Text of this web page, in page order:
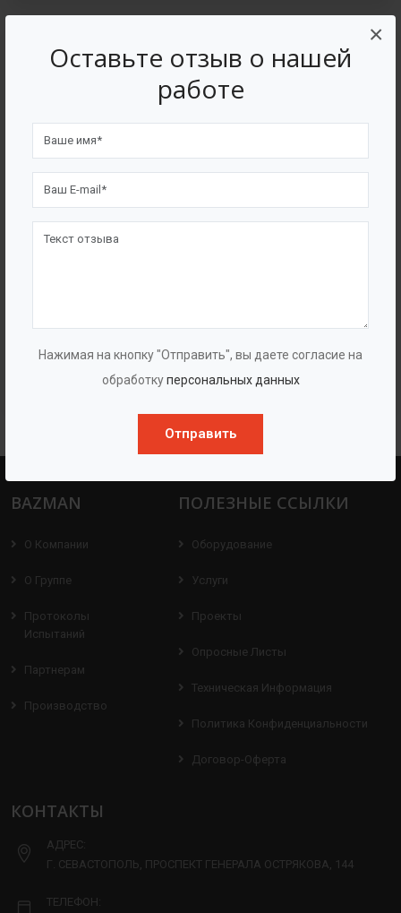
Оставьте отзыв о нашей
работе
Нажимая на кнопку "Отправить", вы даете согласие на
обработкуперсональных данных
Отправить
×
давления «ГУДДИ VMPH+HP»
BAZMAN
О Компании
О Группе
Протоколы
Испытаний
Партнерам
Производство
ПОЛЕЗНЫЕ ССЫЛКИ
Оборудование
Услуги
Проекты
Опросные Листы
Техническая Информация
Политика Конфиденциальности
Договор-Оферта
КОНТАКТЫ
АДРЕС:
Г. СЕВАСТОПОЛЬ, ПРОСПЕКТ ГЕНЕРАЛА ОСТРЯКОВА, 144
ТЕЛЕФОН: